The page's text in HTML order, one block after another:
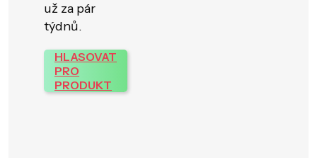
už za pár
týdnů.
HLASOVAT
PRO
PRODUKT